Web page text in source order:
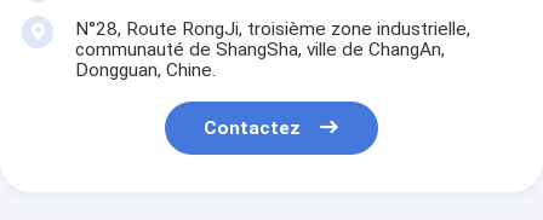
N°28, Route RongJi, troisième zone industrielle,
communauté de ShangSha, ville de ChangAn,
Dongguan, Chine.
Contactez